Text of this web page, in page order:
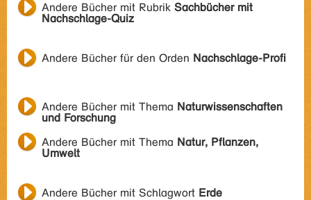
Andere Bücher mit Rubrik Sachbücher mit
Nachschlage-Quiz
Andere Bücher für den Orden Nachschlage-Profi
Andere Bücher mit Thema Naturwissenschaften
und Forschung
Andere Bücher mit Thema Natur, Pflanzen,
Umwelt
Andere Bücher mit Schlagwort Erde